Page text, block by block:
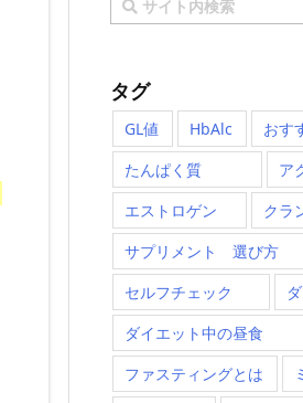
タグ
GL値 HbAlc おす
たんぱく質
ア
エストロゲン
クラ
サプリメント 選び方
セルフチェック
ダイエット中の昼食
ファスティングとは